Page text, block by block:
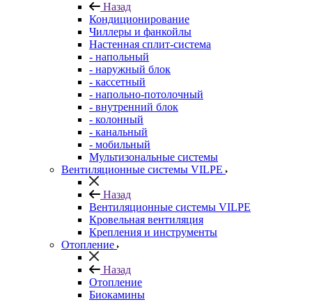
Назад
Кондиционирование
Чиллеры и фанкойлы
Настенная сплит-система
- напольный
- наружный блок
- кассетный
- напольно-потолочный
- внутренний блок
- колонный
- канальный
- мобильный
Мультизональные системы
Вентиляционные системы VILPE
Назад
Вентиляционные системы VILPE
Кровельная вентиляция
Крепления и инструменты
Отопление
Назад
Отопление
Биокамины